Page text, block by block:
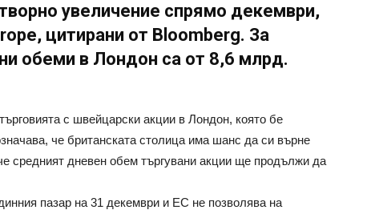
увеличение спрямо декември,
цитирани от Bloomberg. За
обеми в Лондон са от 8,6 млрд.
с швейцарски акции в Лондон, която бе
че британската столица има шанс да си върне
средният дневен обем търгувани акции ще продължи да
пазар на 31 декември и ЕС не позволява на